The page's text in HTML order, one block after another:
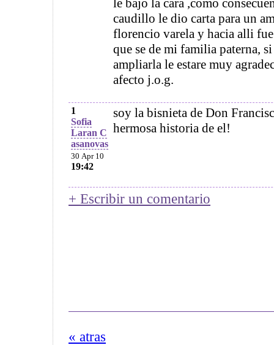
le bajo la cara ,como
caudillo le dio carta para un
florencio varela y hacia alli fue
que se de mi familia paterna,
ampliarla le estare muy
afecto j.o.g.
1
Sofia
Laran C
asanovas
30 Apr 10
19:42
soy la bisnieta de Don
hermosa historia de el!
+ Escribir un comentario
« atras